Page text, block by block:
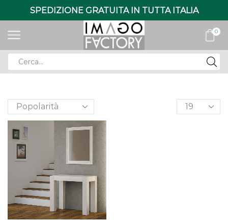
SPEDIZIONE GRATUITA IN TUTTA ITALIA
0
input
Products
per